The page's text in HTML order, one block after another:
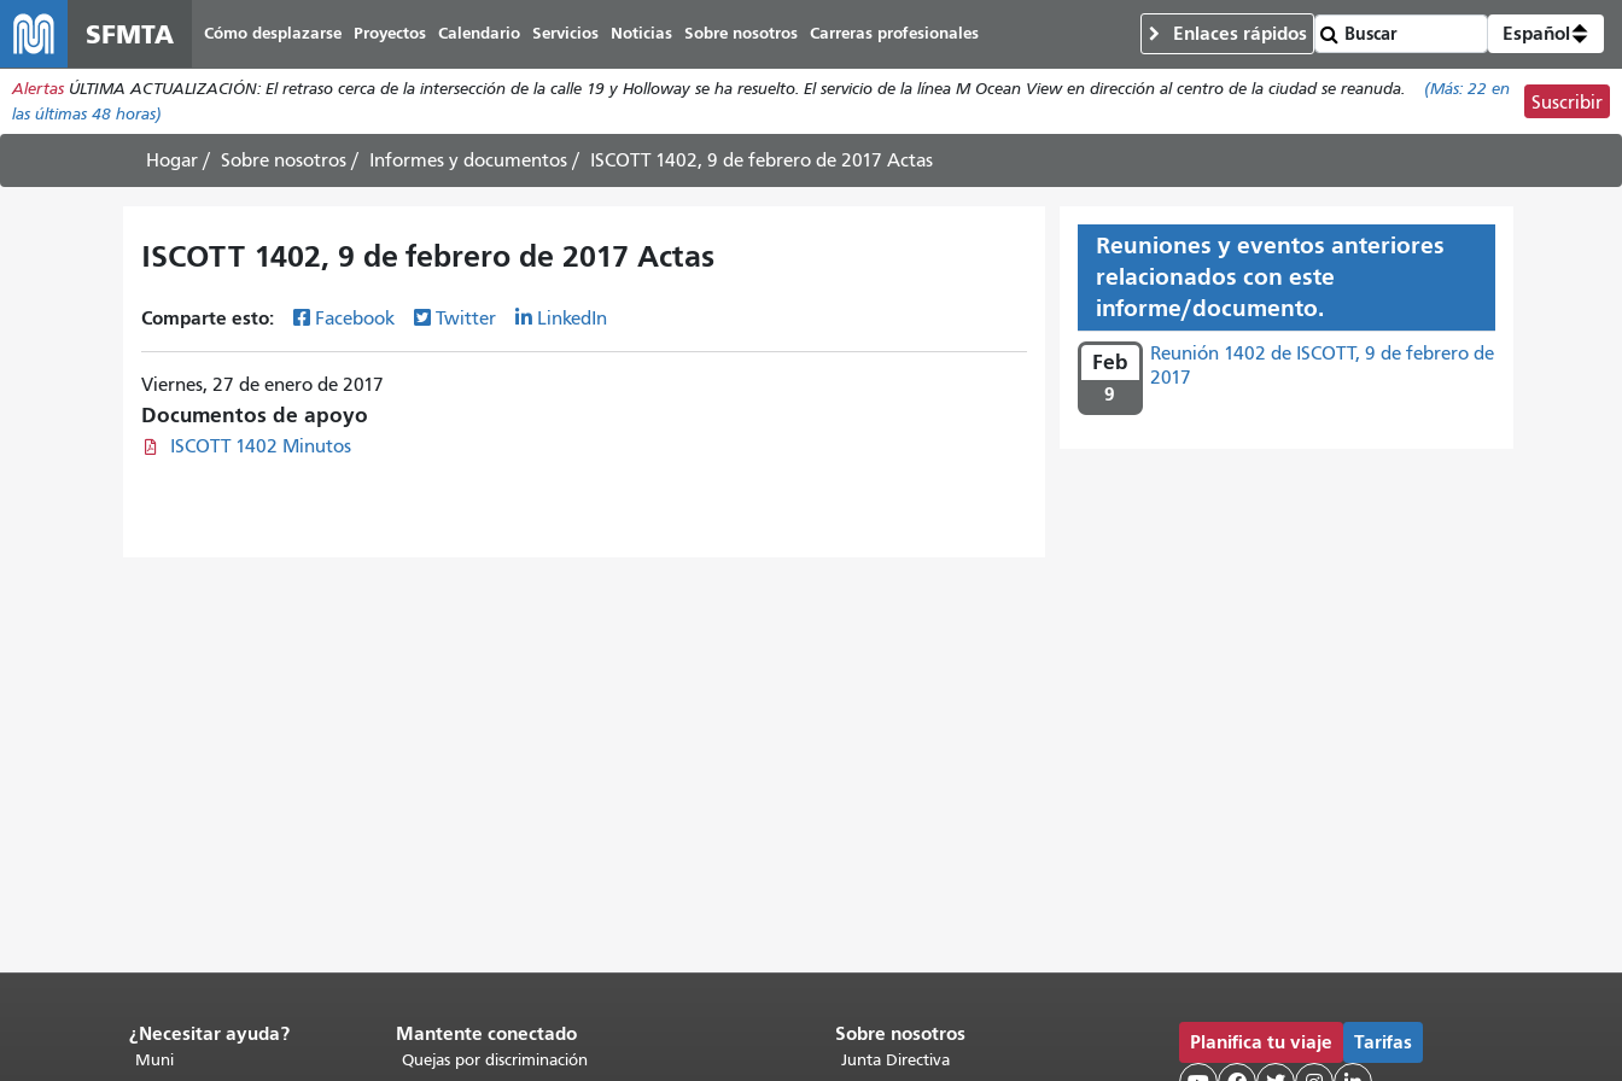
al
contenido
SFMTA Cómo desplazarse Proyectos Calendario Servicios Noticias Sobre nosotros Carreras profesionales Enlaces rápidos Español
Alertas ÚLTIMA ACTUALIZACIÓN: El retraso cerca de la intersección de la calle 19 y Holloway se ha resuelto. El servicio de la línea M Ocean View en dirección al centro de la ciudad se reanuda. (Más: 22 en
las últimas 48 horas)
Suscribir
Hogar Sobre nosotros Informes y documentos ISCOTT 1402, 9 de febrero de 2017 Actas
ISCOTT 1402, 9 de febrero de 2017 Actas
Comparte esto: Facebook Twitter LinkedIn
Viernes, 27 de enero de 2017
Documentos de apoyo
ISCOTT 1402 Minutos
Reuniones y eventos anteriores
relacionados con este
informe/documento.
Feb
9
Reunión 1402 de ISCOTT, 9 de febrero de
2017
Fin
del
¿Necesitar ayuda?
Muni
Mantente conectado
Quejas por discriminación
Sobre nosotros
Junta Directiva
Planifica tu viaje Tarifas